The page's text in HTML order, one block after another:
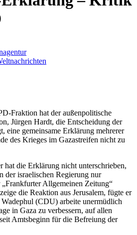
Fraktion hat der außenpolitische
Jürgen Hardt, die Entscheidung der
eine gemeinsame Erklärung mehrerer
des Krieges im Gazastreifen nicht zu
hat die Erklärung nicht unterschrieben,
der israelischen Regierung nur
„Frankfurter Allgemeinen Zeitung“
die Reaktion aus Jerusalem, fügte er
(CDU) arbeite unermüdlich
in Gaza zu verbessern, auf allen
Amtsbeginn für die Befreiung der